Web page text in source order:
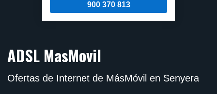
900 370 813
ADSL MasMovil
Ofertas de Internet de MásMóvil en Senyera